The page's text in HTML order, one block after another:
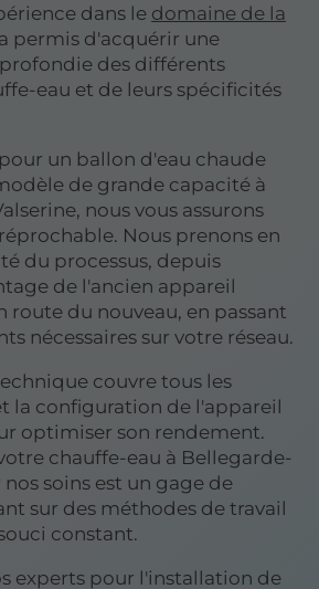
dans le domaine de la
permis d'acquérir une
des différents
eau et de leurs spécificités
un ballon d'eau chaude
de grande capacité à
nous vous assurons
Nous prenons en
du processus, depuis
de l'ancien appareil
route du nouveau, en passant
nécessaires sur votre réseau.
couvre tous les
la configuration de l'appareil
optimiser son rendement.
chauffe-eau à Bellegarde-
soins est un gage de
sur des méthodes de travail
constant.
experts pour l'installation de